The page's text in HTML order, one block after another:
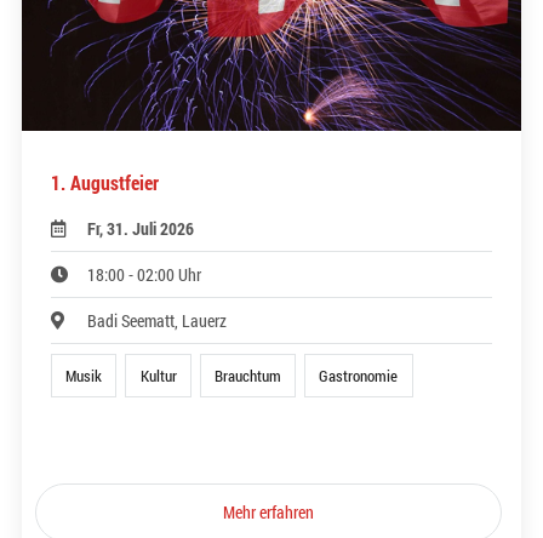
1. Augustfeier
Fr, 31. Juli 2026
18:00 - 02:00 Uhr
Badi Seematt, Lauerz
Musik Kultur Brauchtum Gastronomie
Mehr erfahren